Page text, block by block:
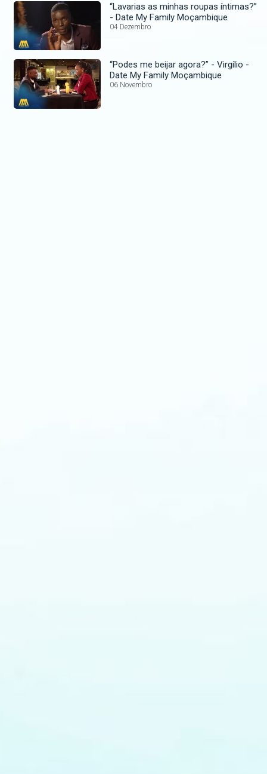
“Lavarias as minhas roupas íntimas?”
- Date My Family Moçambique
04 Dezembro
“Podes me beijar agora?” - Virgílio -
Date My Family Moçambique
06 Novembro